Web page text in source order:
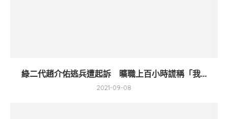
綠二代趙介佑逃兵遭起訴 曠職上百小時謊稱「我...
2021-09-08